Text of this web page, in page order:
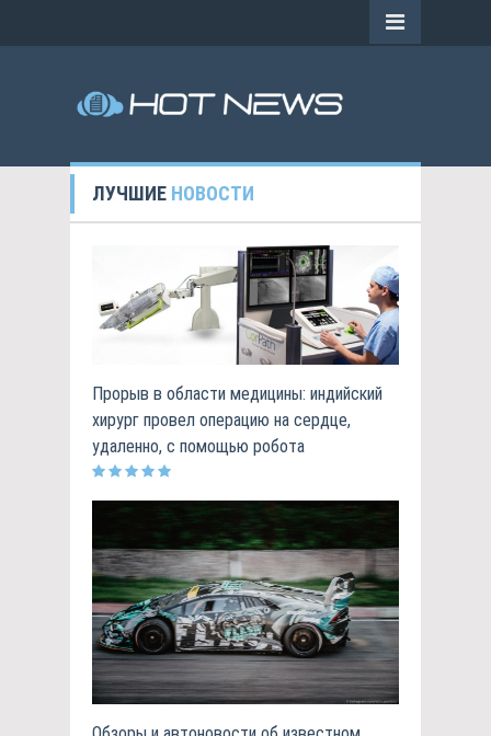
ЛУЧШИЕ НОВОСТИ
Прорыв в области медицины: индийский
хирург провел операцию на сердце,
удаленно, с помощью робота